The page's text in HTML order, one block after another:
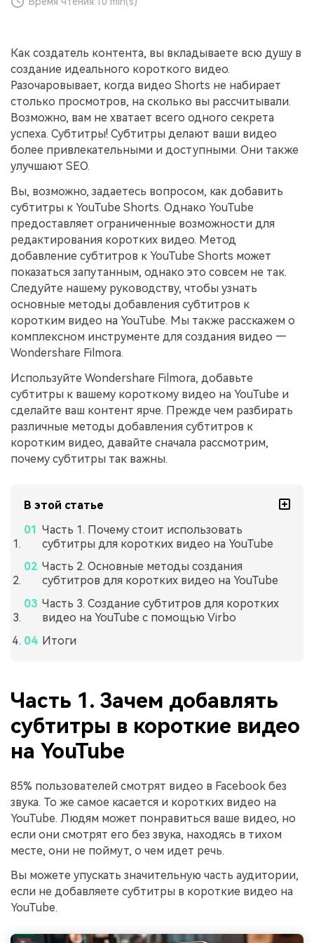
Самые популярные темы
видео на YouTube 2025
календарь
Спланируйте маркетинговую
кампанию для своих целей
Центр авторов
Вдохновляйтесь нашими
создателями контента
Специальные
эффекты"сделай
сам"
самостоятельно, как
настоящий профессионал
Сообщество
Блог
Истории клиентов
Клиенты делятся своими
Партнёрская
программа
Партнёрство на уровне
корпоративного сектора
Поддержка
Приступая к работе
поиск
Как создатель контента, вы вкладываете всю душу в
создание идеального короткого видео.
Разочаровывает, когда видео Shorts не набирает
столько просмотров, на сколько вы рассчитывали.
Возможно, вам не хватает всего одного секрета
успеха. Субтитры! Субтитры делают ваши видео
более привлекательными и доступными. Они также
улучшают SEO.
Вы, возможно, задаетесь вопросом, как добавить
субтитры к YouTube Shorts. Однако YouTube
предоставляет ограниченные возможности для
редактирования коротких видео. Метод
добавление субтитров к YouTube Shorts может
показаться запутанным, однако это совсем не так.
Следуйте нашему руководству, чтобы узнать
основные методы добавления субтитров к
коротким видео на YouTube. Мы также расскажем о
комплексном инструменте для создания видео —
Wondershare Filmora.
Используйте Wondershare Filmora, добавьте
субтитры к вашему короткому видео на YouTube и
сделайте ваш контент ярче. Прежде чем разбирать
различные методы добавления субтитров к
коротким видео, давайте сначала рассмотрим,
почему субтитры так важны.
В этой статье
Часть 1. Почему стоит использовать
субтитры для коротких видео на YouTube
Часть 2. Основные методы создания
субтитров для коротких видео на YouTube
Часть 3. Создание субтитров для коротких
видео на YouTube с помощью Virbo
Итоги
Часть 1. Зачем добавлять
субтитры в короткие видео
на YouTube
85% пользователей смотрят видео в Facebook без
звука. То же самое касается и коротких видео на
YouTube. Людям может понравиться ваше видео, но
если они смотрят его без звука, находясь в тихом
месте, они не поймут, о чем идет речь.
Вы можете упускать значительную часть аудитории,
если не добавляете субтитры в короткие видео на
YouTube.